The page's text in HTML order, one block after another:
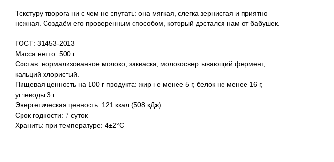
Текстуру творога ни с чем не спутать: она мягкая, слегка зернистая и приятно
нежная. Создаём его проверенным способом, который достался нам от бабушек.
ГОСТ: 31453-2013
Масса нетто: 500 г
Состав: нормализованное молоко, закваска, молокосвертывающий фермент,
кальций хлористый.
Пищевая ценность на 100 г продукта: жир не менее 5 г, белок не менее 16 г,
углеводы 3 г
Энергетическая ценность: 121 ккал (508 кДж)
Срок годности: 7 суток
Хранить: при температуре: 4±2°С